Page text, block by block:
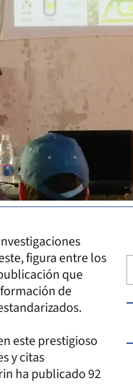
figura entre los
que
de
este prestigioso
y citas
ha publicado 92